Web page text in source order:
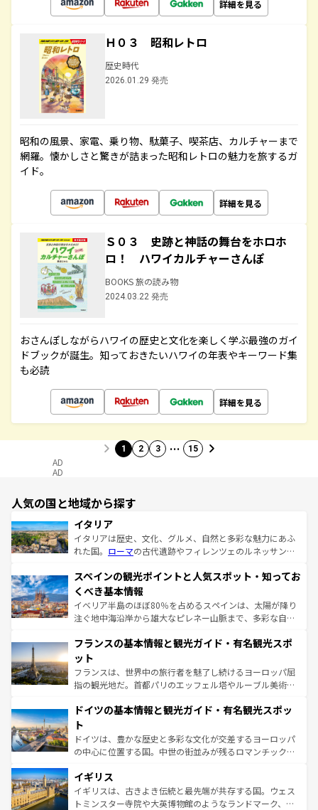
詳細を見る
Ｈ０３ 昭和レトロ
歴史時代
2026.01.29 発売
昭和の風景、家電、乗り物、駄菓子、喫茶店、カルチャーまで
網羅。懐かしさと驚きが詰まった昭和レトロの魅力を旅するガ
イド。
詳細を見る
Ｓ０３ 史跡と神話の舞台をホロホ
ロ！ ハワイカルチャーさんぽ
BOOKS 旅の読み物
2024.03.22 発売
おさんぽしながらハワイの歴史と文化を楽しく学ぶ最強のガイ
ドブックが誕生。知っておきたいハワイの年表やキーワード集
も必読
詳細を見る
1 2 3 … 15
AD
AD
人気の国と地域から探す
イタリア
イタリアは歴史、文化、グルメ、自然と多彩な魅力にあふ
れた国。 ローマの古代遺跡やフィレンツェのルネッサンス
ろん、トスカーナの美しい田園風景やアマルフィ海岸の絶
景など、自然景観も見逃せない。観光の合間には、本場の
ピザやパスタなど、絶品のイタリア料理を堪能することも
できる。朝目覚めてから夜眠るまで、すべての瞬間を楽し
なお、新着のイタリア情報はコンテンツ一覧を参照してほ
しい。
スペインの観光ポイントと人気スポット・知ってお
くべき基本情報
イベリア半島のほぼ80％を占めるスペインは、太陽が降り
注ぐ地中海沿岸から雄大なピレネー山脈まで、多彩な自然
文化が根付くこの国では、情熱的なフラメンコ、熱気あふ
れる闘牛、そして美味しいタパスが生活の一部となってい
る。首都マドリードの洗練された雰囲気や、バルセロナの
アートに溢れた街角から、地方では古代ローマ遺跡や中世
せる。地方によって風土や気候が異なるスペインはその個
ンテンツ一覧 を参照してほしい。
フランスの基本情報と観光ガイド・有名観光スポ
ット
フランスは、世界中の旅行者を魅了し続けるヨーロッパ屈
指の観光地だ。首都パリのエッフェル塔やルーブル美術館
で、幅広い魅力が詰まっている。華麗な宮殿、歴史的な大
聖堂、美しいビーチ、そして豊かな自然が、訪れる者を心
から魅了する。また、フランスは美食の国としても知ら
れ、フランス料理はユネスコ無形文化遺産にも登録されて
香り高いラベンダー畑など、多彩な楽しみ方が可能だ。さ
らに、パリ以外の地域にも魅力が溢れており、どの街角に
も豊かな歴史と文化が息づいている。パリ以外の個性あふ
ドイツの基本情報と観光ガイド・有名観光スポッ
ト
ドイツは、豊かな歴史と多彩な文化が交差するヨーロッパ
の中心に位置する国。中世の街並みが残るロマンチック街
顔を持つこの国は、どこを歩いても飽きることがない。ベ
ルリンの文化的活気、バイエルン州のアルプスの絶景、そ
してライン川沿いのワイン畑といった風景は必見。ビール
イギリス
イギリスは、古きよき伝統と最先端が共存する国。ウェス
トミンスター寺院や大英博物館のようなランドマーク、歴